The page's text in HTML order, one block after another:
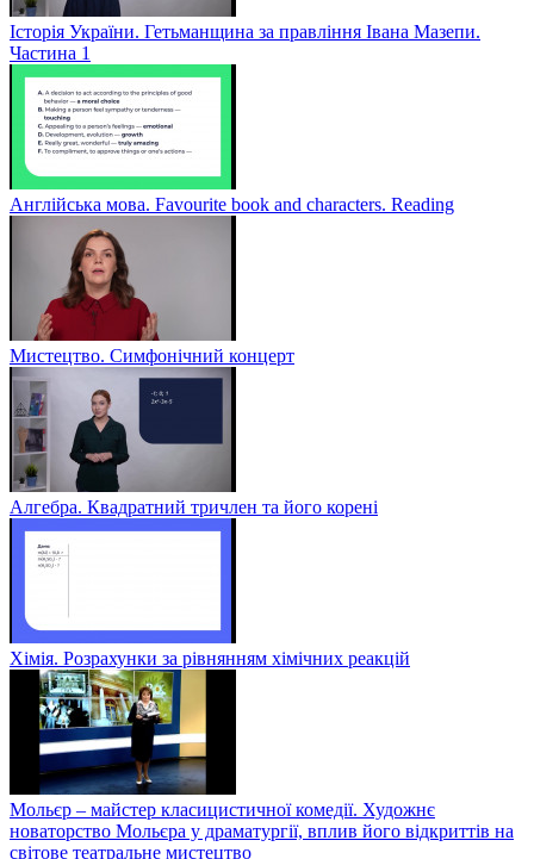
Історія України. Гетьманщина за правління Івана Мазепи.
Частина 1
Англійська мова. Favourite book and characters. Reading
Мистецтво. Симфонічний концерт
Алгебра. Квадратний тричлен та його корені
Хімія. Розрахунки за рівнянням хімічних реакцій
Мольєр – майстер класицистичної комедії. Художнє
новаторство Мольєра у драматургії, вплив його відкриттів на
світове театральне мистецтво